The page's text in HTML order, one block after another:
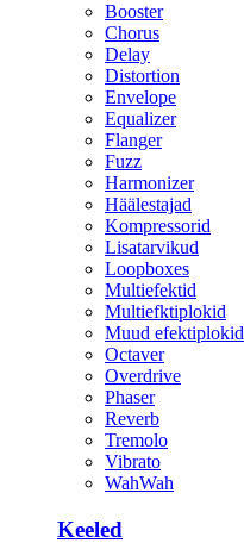
Booster
Chorus
Delay
Distortion
Envelope
Equalizer
Flanger
Fuzz
Harmonizer
Häälestajad
Kompressorid
Lisatarvikud
Loopboxes
Multiefektid
Multiefktiplokid
Muud efektiplokid
Octaver
Overdrive
Phaser
Reverb
Tremolo
Vibrato
WahWah
Keeled